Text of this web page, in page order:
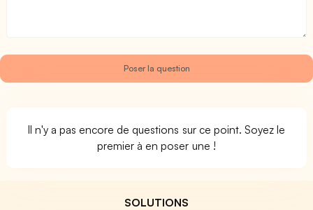
Il n'y a pas encore de questions sur ce point. Soyez le
premier à en poser une !
SOLUTIONS